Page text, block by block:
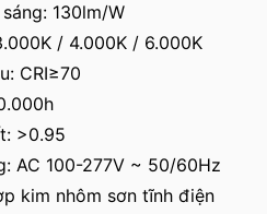
130lm/W
/ 4.000K / 6.000K
CRI≥70
>0.95
AC 100-277V ~ 50/60Hz
kim nhôm sơn tĩnh điện